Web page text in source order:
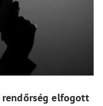
elfogott